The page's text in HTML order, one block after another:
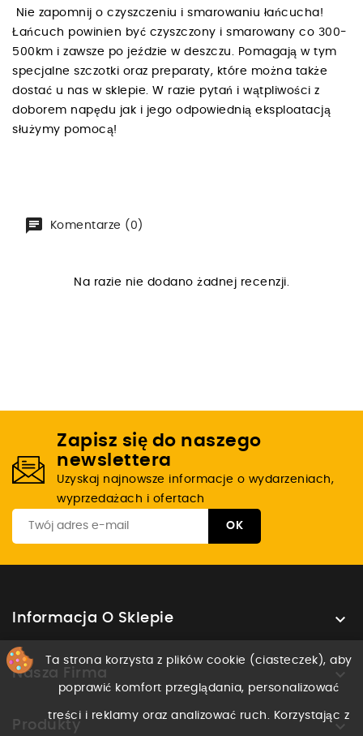
Nie zapomnij o czyszczeniu i smarowaniu łańcucha!
Łańcuch powinien być czyszczony i smarowany co 300-
500km i zawsze po jeździe w deszczu. Pomagają w tym
specjalne szczotki oraz preparaty, które można także
dostać u nas w sklepie. W razie pytań i wątpliwości z
doborem napędu jak i jego odpowiednią eksploatacją
służymy pomocą!
Komentarze (0)
Na razie nie dodano żadnej recenzji.
Zapisz się do naszego
newslettera
Uzyskaj najnowsze informacje o wydarzeniach,
wyprzedażach i ofertach
Informacja O Sklepie 
Nasza Firma 
Produkty 
Ta strona korzysta z plików cookie (ciasteczek), aby
poprawić komfort przeglądania, personalizować
treści i reklamy oraz analizować ruch. Korzystając z